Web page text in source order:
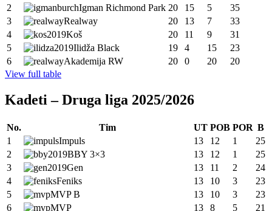
2
Igman Richmond Park 20 15 5
35
3
Realway 20 13 7
33
4
Koš 20 11 9
31
5
Ilidža Black 19 4 15
23
6
Akademija RW 20 0 20
20
View full table
Kadeti – Druga liga 2025/2026
No. Tim UT POB POR B
1
Impuls 13 12 1
25
2
BBY 3×3 13 12 1
25
3
Gen 13 11 2
24
4
Feniks 13 10 3
23
5
MVP B 13 10 3
23
6
MVP 13 8 5 21